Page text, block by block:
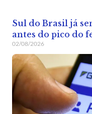
Sul do Brasil já
antes do pico do
02/08/2026